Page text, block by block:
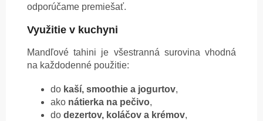
odporúčame premiešať.
Využitie v kuchyni
Mandľové tahini je všestranná surovina vhodná
na každodenné použitie:
do kaší, smoothie a jogurtov,
ako nátierka na pečivo,
do dezertov, koláčov a krémov,